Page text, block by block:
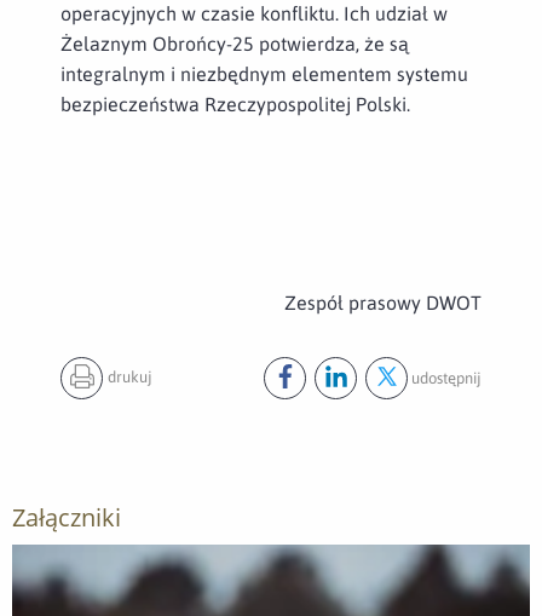
operacyjnych w czasie konfliktu. Ich udział w
Żelaznym Obrońcy-25 potwierdza, że są
integralnym i niezbędnym elementem systemu
bezpieczeństwa Rzeczypospolitej Polski.
Zespół prasowy DWOT
drukuj udostępnij
Załączniki
Otwórz załącznik 2